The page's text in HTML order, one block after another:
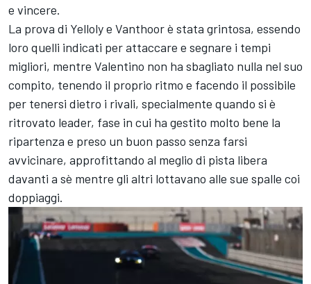
e vincere.
La prova di Yelloly e Vanthoor è stata grintosa, essendo
loro quelli indicati per attaccare e segnare i tempi
migliori, mentre Valentino non ha sbagliato nulla nel suo
compito, tenendo il proprio ritmo e facendo il possibile
per tenersi dietro i rivali, specialmente quando si è
ritrovato leader, fase in cui ha gestito molto bene la
ripartenza e preso un buon passo senza farsi
avvicinare, approfittando al meglio di pista libera
davanti a sè mentre gli altri lottavano alle sue spalle coi
doppiaggi.